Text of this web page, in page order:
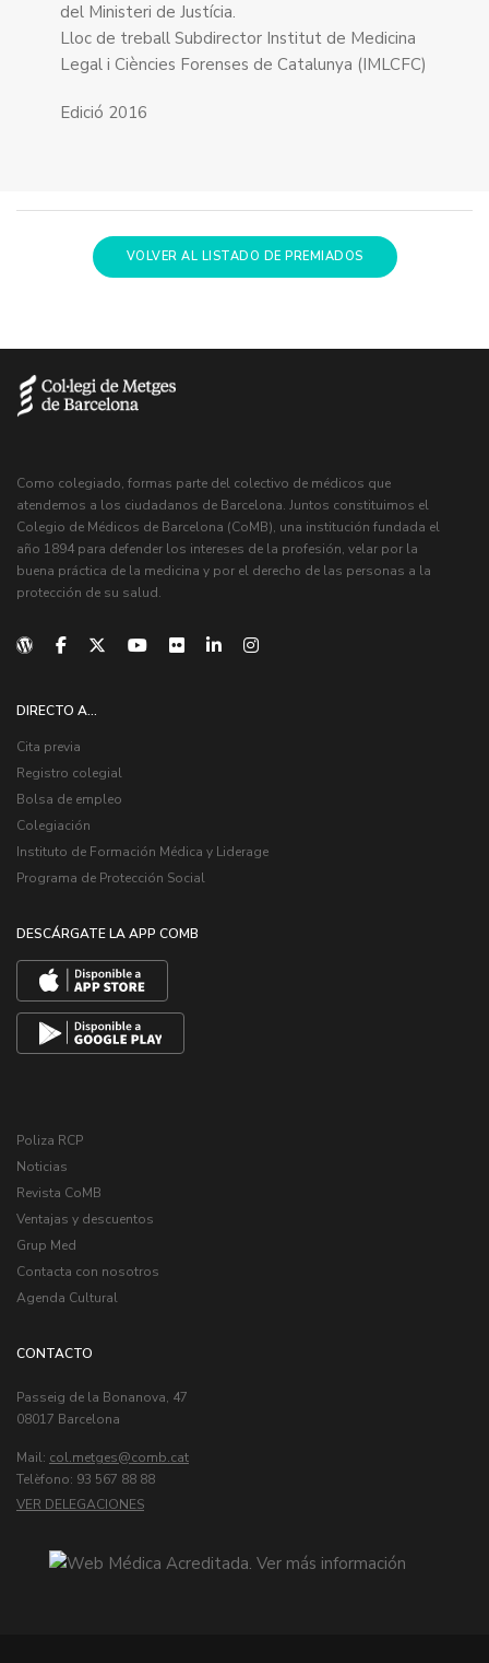
del Ministeri de Justícia.
Lloc de treball Subdirector Institut de Medicina
Legal i Ciències Forenses de Catalunya (IMLCFC)
Edició 2016
VOLVER AL LISTADO DE PREMIADOS
Como colegiado, formas parte del colectivo de médicos que
atendemos a los ciudadanos de Barcelona. Juntos constituimos el
Colegio de Médicos de Barcelona (CoMB), una institución fundada el
año 1894 para defender los intereses de la profesión, velar por la
buena práctica de la medicina y por el derecho de las personas a la
protección de su salud.
DIRECTO A...
Cita previa
Registro colegial
Bolsa de empleo
Colegiación
Instituto de Formación Médica y Liderage
Programa de Protección Social
DESCÁRGATE LA APP COMB
Poliza RCP
Noticias
Revista CoMB
Ventajas y descuentos
Grup Med
Contacta con nosotros
Agenda Cultural
CONTACTO
Passeig de la Bonanova, 47
08017 Barcelona
Mail: col.metges
Telèfono: 93 567 88 88
VER DELEGACIONES